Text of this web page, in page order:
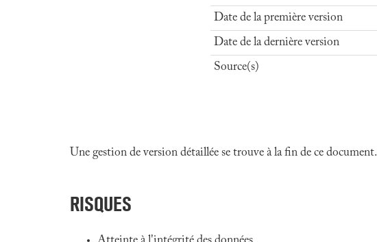
Date de la première version
Date de la dernière version
Source(s)
Une gestion de version détaillée se trouve à la fin de ce document.
RISQUES